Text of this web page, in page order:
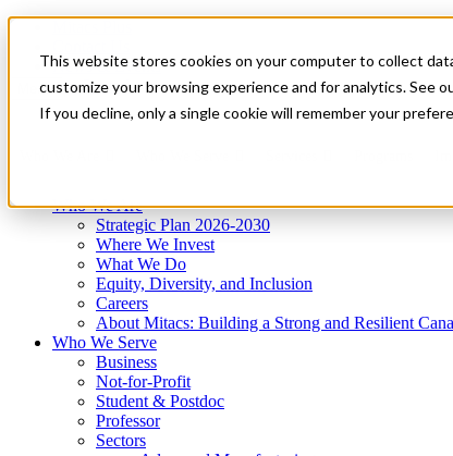
This website stores cookies on your computer to collect
customize your browsing experience and for analytics. See
If you decline, only a single cookie will remember your
News & Events
Get Started
Menu
Who We Are
Strategic Plan 2026-2030
Where We Invest
What We Do
Equity, Diversity, and Inclusion
Careers
About Mitacs: Building a Strong and Resilient
Who We Serve
Business
Not-for-Profit
Student & Postdoc
Professor
Sectors